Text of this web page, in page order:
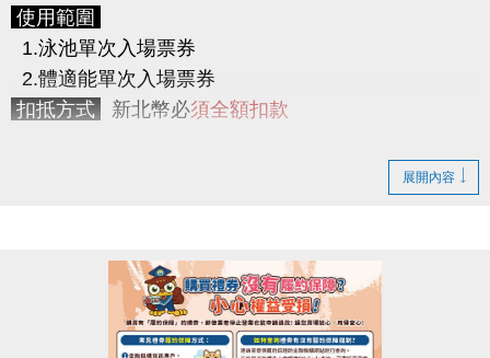
3. LP SUPPORT 肌力訓練帶1條
競賽檢測
請參賽者於下列時間內至3F櫃台報到測量
依初測及尾測的體脂率做比較，以體指率下降百分比
使用範圍
1.泳池單次入場票券
2.體適能單次入場票券
扣抵方式 新北幣必須全額扣款
2.體適能單次入場票券
3.現場場地及球具租借
展開內容